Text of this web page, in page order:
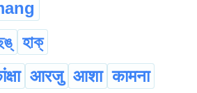
হাক্
आरजु आशा कामना